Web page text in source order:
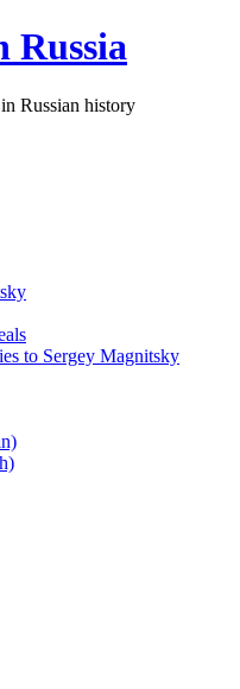
Russia
Russian history
to Sergey Magnitsky